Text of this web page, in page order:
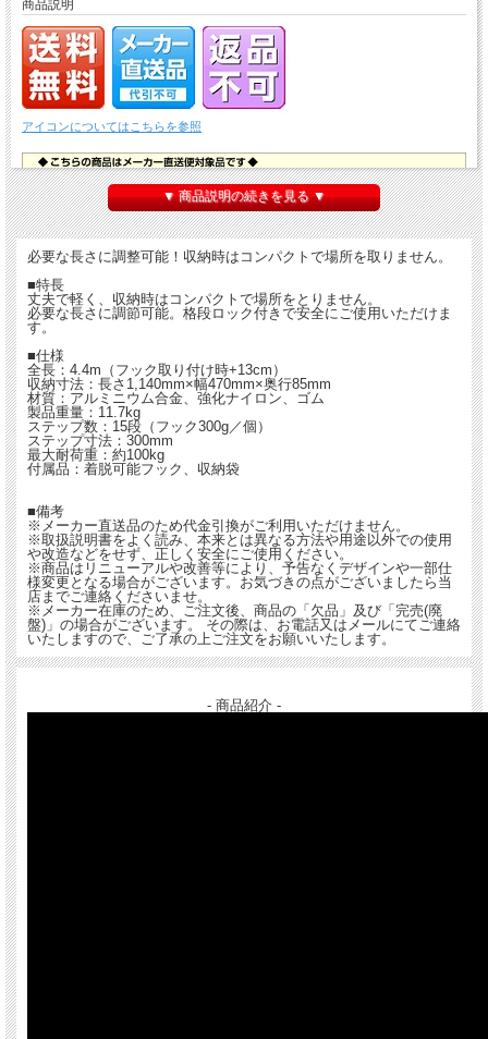
商品説明
アイコンについてはこちらを参照
▼ 商品説明の続きを見る ▼
必要な長さに調整可能！収納時はコンパクトで場所を取りません。
■特長
丈夫で軽く、収納時はコンパクトで場所をとりません。
必要な長さに調節可能。格段ロック付きで安全にご使用いただけま
す。
■仕様
全長：4.4m（フック取り付け時+13cm）
収納寸法：長さ1,140mm×幅470mm×奥行85mm
材質：アルミニウム合金、強化ナイロン、ゴム
製品重量：11.7kg
ステップ数：15段（フック300g／個）
ステップ寸法：300mm
最大耐荷重：約100kg
付属品：着脱可能フック、収納袋
■備考
※メーカー直送品のため代金引換がご利用いただけません。
※取扱説明書をよく読み、本来とは異なる方法や用途以外での使用
や改造などをせず、正しく安全にご使用ください。
※商品はリニューアルや改善等により、予告なくデザインや一部仕
様変更となる場合がございます。お気づきの点がございましたら当
店までご連絡くださいませ。
※メーカー在庫のため、ご注文後、商品の「欠品」及び「完売(廃
盤)」の場合がございます。 その際は、お電話又はメールにてご連絡
いたしますので、ご了承の上ご注文をお願いいたします。
- 商品紹介 -